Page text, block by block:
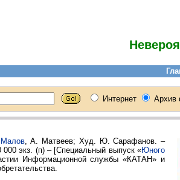
, А. Матвеев; Худ. Ю. Сарафанов. –
экз. (п) – [Специальный выпуск «Юного
Информационной службы «КАТАН» и